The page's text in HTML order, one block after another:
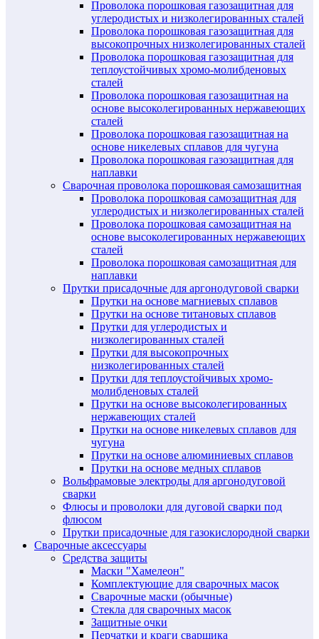
Проволока порошковая газозащитная для
углеродистых и низколегированных сталей
Проволока порошковая газозащитная для
высокопрочных низколегированных сталей
Проволока порошковая газозащитная для
теплоустойчивых хромо-молибденовых
сталей
Проволока порошковая газозащитная на
основе высоколегированных нержавеющих
сталей
Проволока порошковая газозащитная на
основе никелевых сплавов для чугуна
Проволока порошковая газозащитная для
наплавки
Сварочная проволока порошковая самозащитная
Проволока порошковая самозащитная для
углеродистых и низколегированных сталей
Проволока порошковая самозащитная на
основе высоколегированных нержавеющих
сталей
Проволока порошковая самозащитная для
наплавки
Прутки присадочные для аргонодуговой сварки
Прутки на основе магниевых сплавов
Прутки на основе титановых сплавов
Прутки для углеродистых и
низколегированных сталей
Прутки для высокопрочных
низколегированных сталей
Прутки для теплоустойчивых хромо-
молибденовых сталей
Прутки на основе высоколегированных
нержавеющих сталей
Прутки на основе никелевых сплавов для
чугуна
Прутки на основе алюминиевых сплавов
Прутки на основе медных сплавов
Вольфрамовые электроды для аргонодуговой
сварки
Флюсы и проволоки для дуговой сварки под
флюсом
Прутки присадочные для газокислородной сварки
Сварочные аксессуары
Средства защиты
Маски "Хамелеон"
Комплектующие для сварочных масок
Сварочные маски (обычные)
Стекла для сварочных масок
Защитные очки
Перчатки и краги сварщика